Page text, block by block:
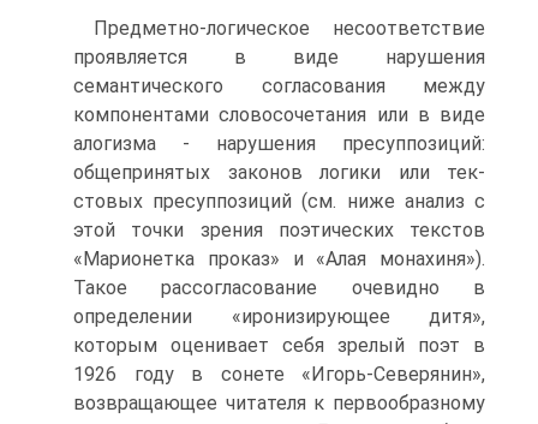
Предметно-логическое несоответствие
проявляется в виде нарушения
семантического согласования между
компонентами словосочетания или в виде
алогизма - нарушения пресуппозиций:
общепринятых законов логики или тек­
стовых пресуппозиций (см. ниже анализ с
этой точки зрения поэтических тек­стов
«Марионетка проказ» и «Алая монахиня»).
Такое рассогласование очевид­но в
определении «иронизирующее дитя»,
которым оценивает себя зрелый поэт в
1926 году в сонете «Игорь-Северянин»,
возвращающее читателя к первооб­разному